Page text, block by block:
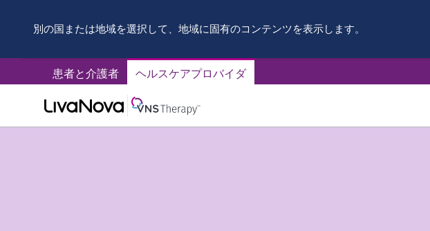
別の国または地域を選択して、地域に固有のコンテンツを表示します。
患者と介護者 ヘルスケアプロバイダ